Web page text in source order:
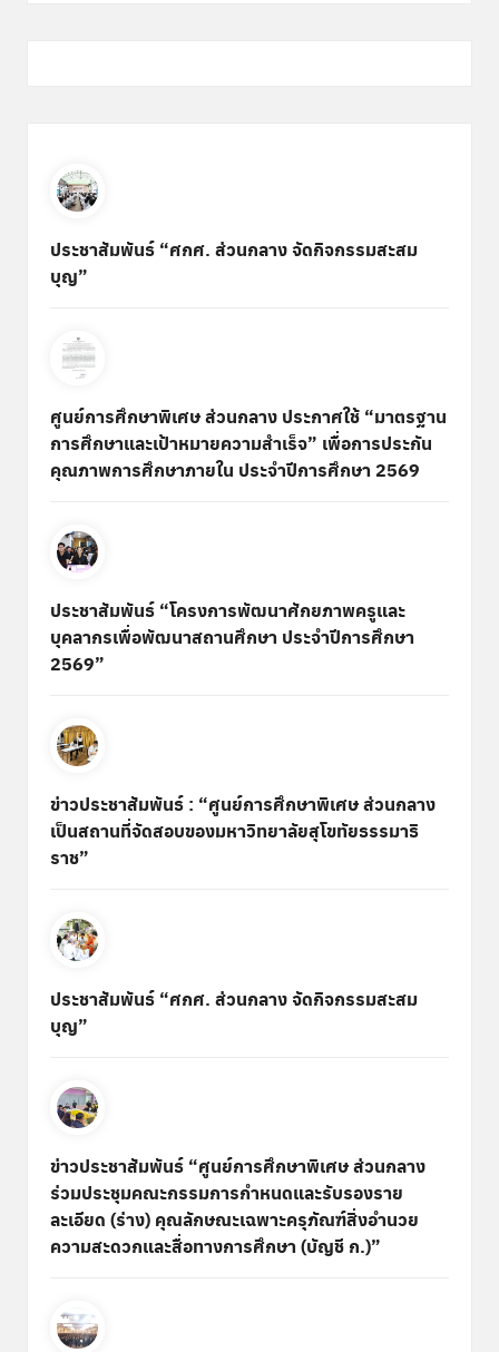
ประชาสัมพันธ์ “ศกศ. ส่วนกลาง จัดกิจกรรมสะสม
บุญ”
ศูนย์การศึกษาพิเศษ ส่วนกลาง ประกาศใช้ “มาตรฐาน
การศึกษาและเป้าหมายความสำเร็จ” เพื่อการประกัน
คุณภาพการศึกษาภายใน ประจำปีการศึกษา 2569
ประชาสัมพันธ์ “โครงการพัฒนาศักยภาพครูและ
บุคลากรเพื่อพัฒนาสถานศึกษา ประจำปีการศึกษา
2569”
ข่าวประชาสัมพันธ์ : “ศูนย์การศึกษาพิเศษ ส่วนกลาง
เป็นสถานที่จัดสอบของมหาวิทยาลัยสุโขทัยธรรมาธิ
ราช”
ประชาสัมพันธ์ “ศกศ. ส่วนกลาง จัดกิจกรรมสะสม
บุญ”
ข่าวประชาสัมพันธ์ “ศูนย์การศึกษาพิเศษ ส่วนกลาง
ร่วมประชุมคณะกรรมการกำหนดและรับรองราย
ละเอียด (ร่าง) คุณลักษณะเฉพาะครุภัณฑ์สิ่งอำนวย
ความสะดวกและสื่อทางการศึกษา (บัญชี ก.)”